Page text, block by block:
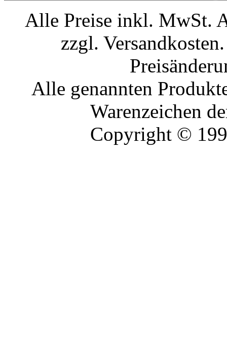
Alle Preise inkl. MwSt.
zzgl.
Alle genannten
Warenzeichen
Copyright ©